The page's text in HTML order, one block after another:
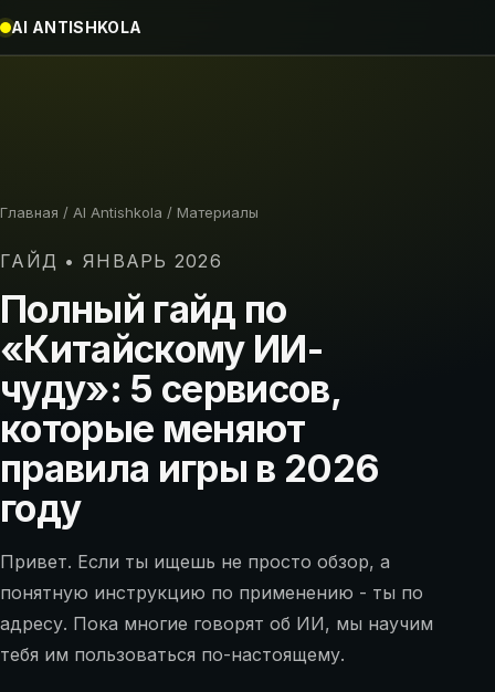
AI ANTISHKOLA
Главная / AI Antishkola / Материалы
ГАЙД • ЯНВАРЬ 2026
Полный гайд по
«Китайскому ИИ-
чуду»: 5 сервисов,
которые меняют
правила игры в 2026
году
Привет. Если ты ищешь не просто обзор, а
понятную инструкцию по применению - ты по
адресу. Пока многие говорят об ИИ, мы научим
тебя им пользоваться по-настоящему.